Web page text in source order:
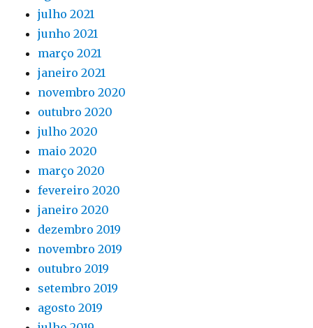
julho 2021
junho 2021
março 2021
janeiro 2021
novembro 2020
outubro 2020
julho 2020
maio 2020
março 2020
fevereiro 2020
janeiro 2020
dezembro 2019
novembro 2019
outubro 2019
setembro 2019
agosto 2019